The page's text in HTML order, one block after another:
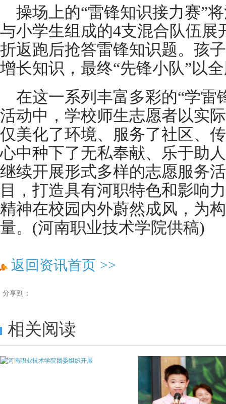
操场上的“雷锋知识接力赛”
与小学生组成的4支混合队伍展
折返跑后抢答雷锋知识题。孩
增长知识，最终“先锋小队”以
在这一系列丰富多彩的“学雷
活动中，学校师生志愿者以实
仅美化了环境、服务了社区、
心中种下了无私奉献、乐于助
继续开展形式多样的志愿服务
目，打造具有河职特色和影响
精神在校园内外蔚然成风，为
量。(河南职业技术学院供稿)
返回资讯首页 >>
分享到：
相关阅读